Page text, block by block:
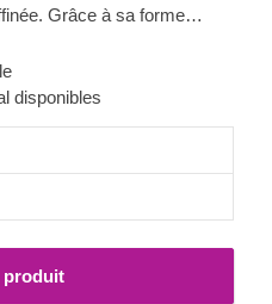
Grâce à sa forme
sublime et son toit
carport
précieux à votre espace
le mieux à vos besoins.
disponibles
produit